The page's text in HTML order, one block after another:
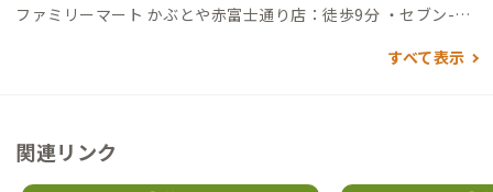
ファミリーマート かぶとや赤富士通り店：徒歩9分 ・セブン-イ
A：徒歩4分 ・魚屋路 富士吉田店：徒歩3分 ・富士山駅地下1階
フードコート：徒歩2分 ・スターバックス コーヒー 富士吉田
すべて表示
関連リンク